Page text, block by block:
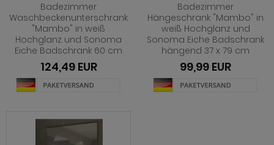
Badezimmer
Waschbeckenunterschrank
"Mambo" in weiß
Hochglanz und Sonoma
Eiche Badschrank 60 cm
124,49 EUR
Badezimmer
Hängeschrank "Mambo" in
weiß Hochglanz und
Sonoma Eiche Badschrank
hängend 37 x 79 cm
99,99 EUR
Miami
Milla
Mirano
Montez
Morgan
Mirano
Montez
Morgan
Netanja
Nobile